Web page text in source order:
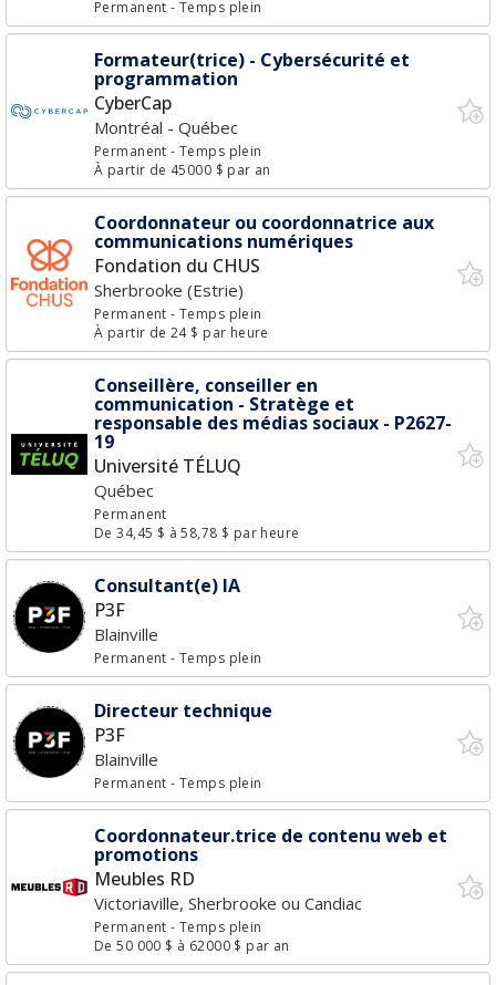
Permanent- Temps plein
Formateur(trice) - Cybersécurité et
programmation
CyberCap
Montréal - Québec
Permanent- Temps plein
À partir de 45000 $ par an
Coordonnateur ou coordonnatrice aux
communications numériques
Fondation du CHUS
Sherbrooke (Estrie)
Permanent- Temps plein
À partir de 24 $ par heure
Conseillère, conseiller en
communication - Stratège et
responsable des médias sociaux - P2627-
19
Université TÉLUQ
Québec
Permanent
De 34,45 $ à 58,78 $ par heure
Consultant(e) IA
P3F
Blainville
Permanent- Temps plein
Directeur technique
P3F
Blainville
Permanent- Temps plein
Coordonnateur.trice de contenu web et
promotions
Meubles RD
Victoriaville, Sherbrooke ou Candiac
Permanent- Temps plein
De 50 000 $ à 62000 $ par an